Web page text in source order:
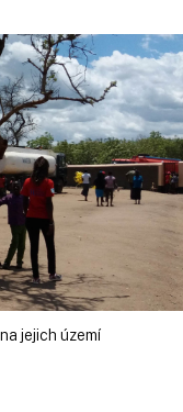
jejich území